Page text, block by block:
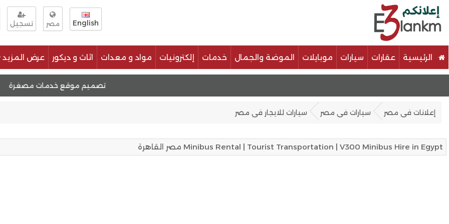
English مصر تسجيل
الرئيسية عقارات سيارات موبايلات الموضة والجمال خدمات إلكترونيات مواد و معدات اثاث و ديكور عرض المزيد
تصميم موقع خدمات مصغرة أفضل
إعلانات فى مصر سيارات فى مصر سيارات للايجار فى مصر
Minibus Rental | Tourist Transportation | V300 Minibus Hire in Egypt مصر القاهرة